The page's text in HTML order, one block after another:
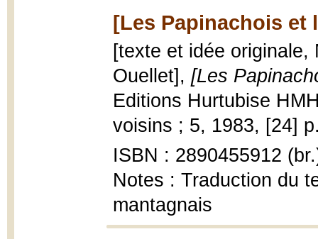
[Les Papinachois et
[texte et idée
Ouellet], [Les
Editions Hurtubise
voisins ; 5, 1983, [24]
ISBN : 2890455912
Notes : Traduction du
mantagnais